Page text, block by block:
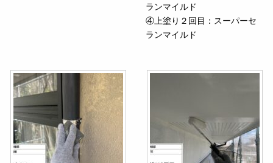
ランマイルド
④上塗り２回目：スーパーセ
ランマイルド